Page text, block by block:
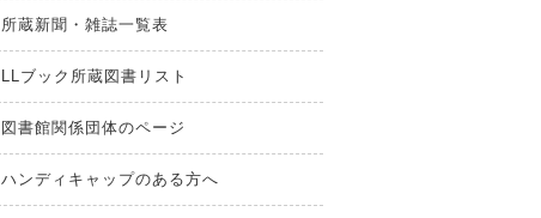
所蔵新聞・雑誌一覧表
LLブック所蔵図書リスト
図書館関係団体のページ
ハンディキャップのある方へ